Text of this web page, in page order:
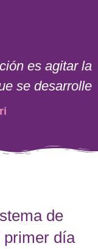
es agitar la
se desarrolle
de
primer día